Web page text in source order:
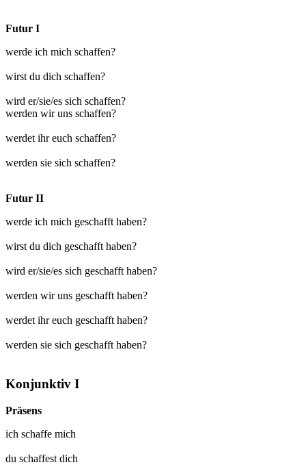
Futur I
werde ich mich schaffen?
wirst du dich schaffen?
wird er/sie/es sich schaffen?
werden wir uns schaffen?
werdet ihr euch schaffen?
werden sie sich schaffen?
Futur II
werde ich mich geschafft haben?
wirst du dich geschafft haben?
wird er/sie/es sich geschafft haben?
werden wir uns geschafft haben?
werdet ihr euch geschafft haben?
werden sie sich geschafft haben?
Konjunktiv I
Präsens
ich schaffe mich
du schaffest dich